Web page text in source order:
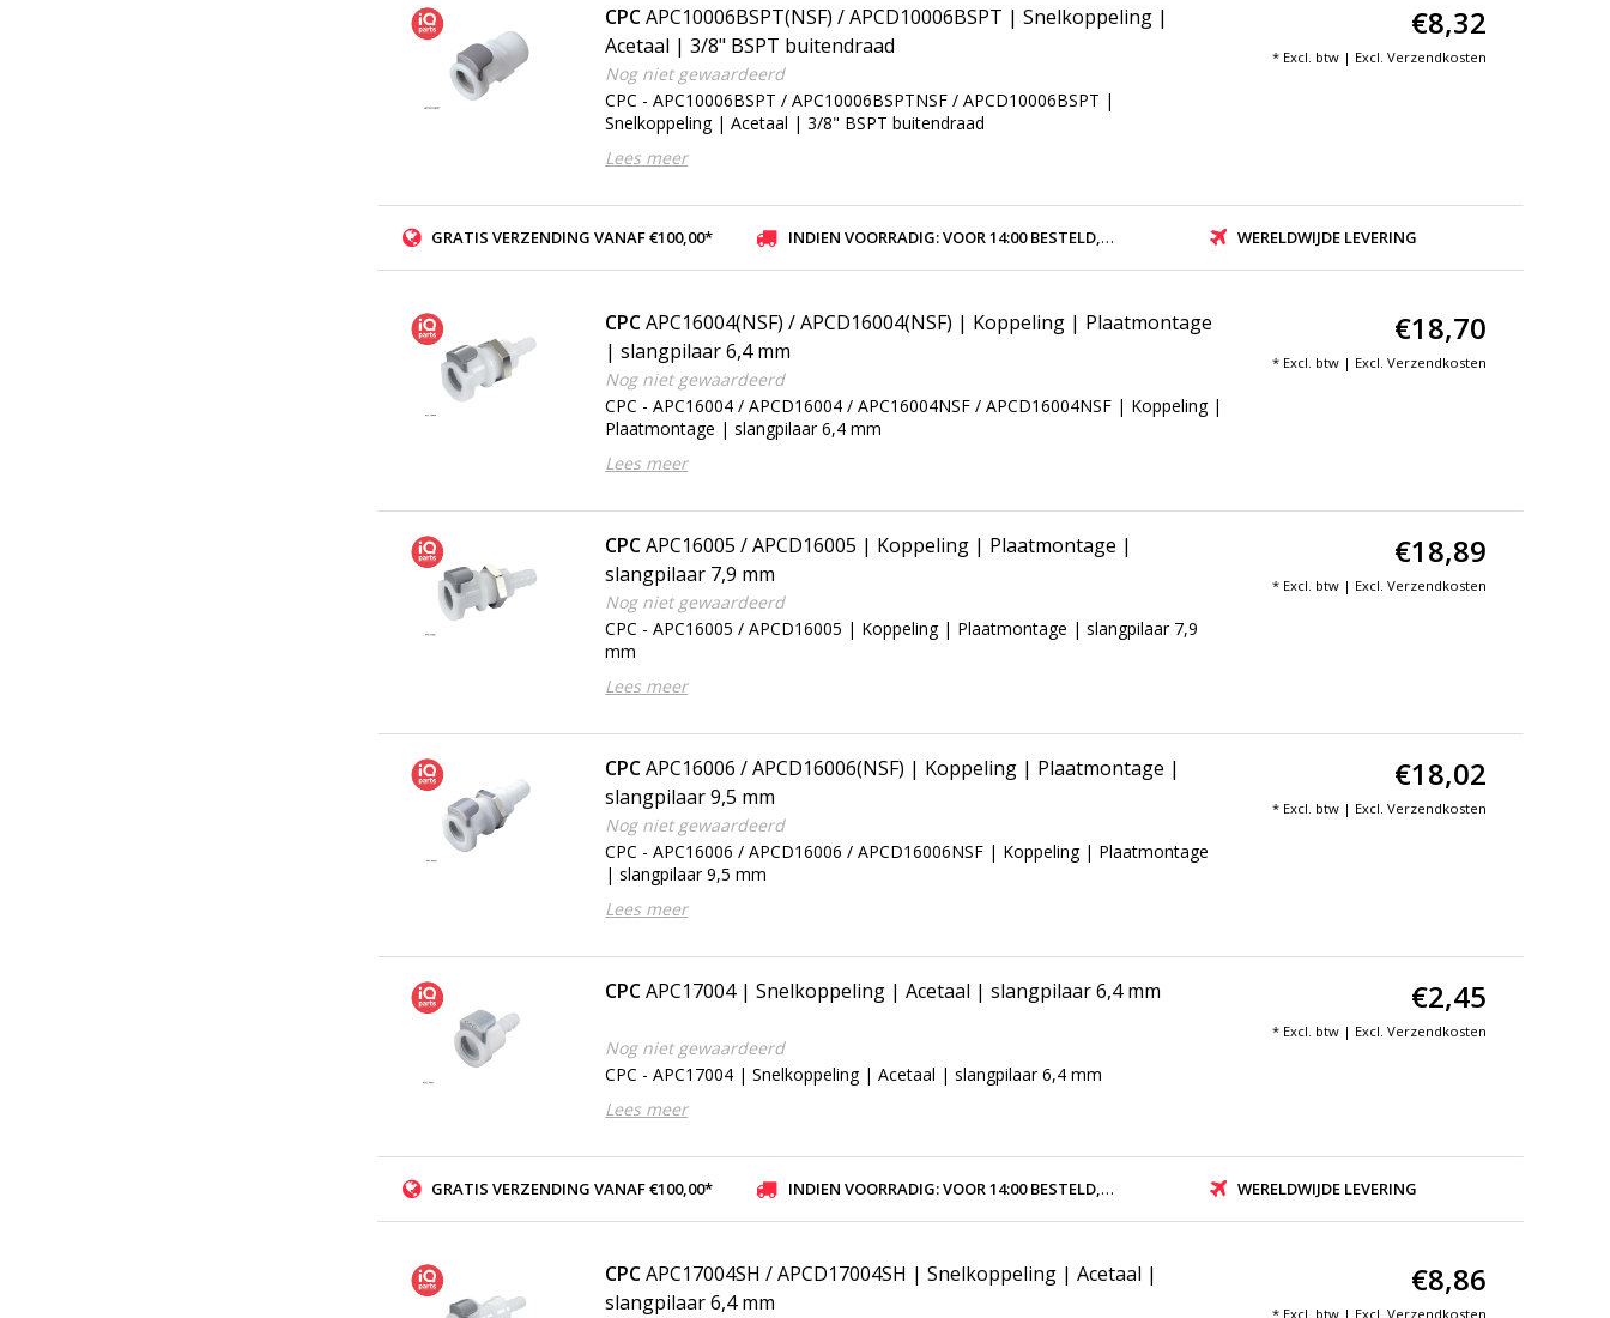
CPCAPC10006BSPT(NSF) / APCD10006BSPT | Snelkoppeling |
Acetaal | 3/8" BSPT buitendraad
Nog niet gewaardeerd
CPC - APC10006BSPT / APC10006BSPTNSF / APCD10006BSPT |
Snelkoppeling | Acetaal | 3/8" BSPT buitendraad
Lees meer
€8,32
* Excl. btw | Excl. Verzendkosten
GRATIS VERZENDING VANAF €100,00* INDIEN VOORRADIG: VOOR 14:00 BESTELD, ZELFDE DAG VERZONDEN WERELDWIJDE LEVERING
CPCAPC16004(NSF) / APCD16004(NSF) | Koppeling | Plaatmontage
| slangpilaar 6,4 mm
Nog niet gewaardeerd
CPC - APC16004 / APCD16004 / APC16004NSF / APCD16004NSF | Koppeling |
Plaatmontage | slangpilaar 6,4 mm
Lees meer
€18,70
* Excl. btw | Excl. Verzendkosten
CPCAPC16005 / APCD16005 | Koppeling | Plaatmontage |
slangpilaar 7,9 mm
Nog niet gewaardeerd
CPC - APC16005 / APCD16005 | Koppeling | Plaatmontage | slangpilaar 7,9
mm
Lees meer
€18,89
* Excl. btw | Excl. Verzendkosten
CPCAPC16006 / APCD16006(NSF) | Koppeling | Plaatmontage |
slangpilaar 9,5 mm
Nog niet gewaardeerd
CPC - APC16006 / APCD16006 / APCD16006NSF | Koppeling | Plaatmontage
| slangpilaar 9,5 mm
Lees meer
€18,02
* Excl. btw | Excl. Verzendkosten
CPCAPC17004 | Snelkoppeling | Acetaal | slangpilaar 6,4 mm
Nog niet gewaardeerd
CPC - APC17004 | Snelkoppeling | Acetaal | slangpilaar 6,4 mm
Lees meer
€2,45
* Excl. btw | Excl. Verzendkosten
GRATIS VERZENDING VANAF €100,00* INDIEN VOORRADIG: VOOR 14:00 BESTELD, ZELFDE DAG VERZONDEN WERELDWIJDE LEVERING
CPCAPC17004SH / APCD17004SH | Snelkoppeling | Acetaal |
slangpilaar 6,4 mm
€8,86
* Excl. btw | Excl. Verzendkosten